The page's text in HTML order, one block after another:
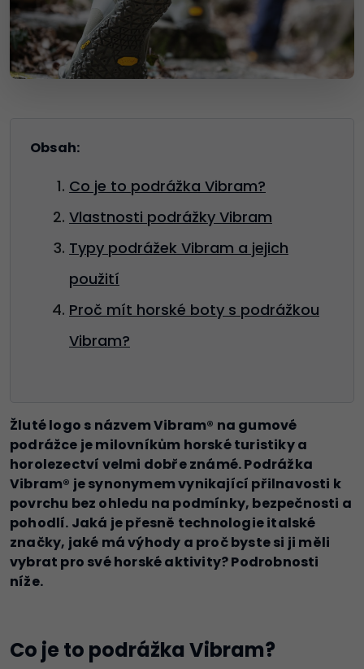
Obsah:
Co je to podrážka Vibram?
Vlastnosti podrážky Vibram
Typy podrážek Vibram a jejich
použití
Proč mít horské boty s podrážkou
Vibram?
Žluté logo s názvem Vibram® na gumové
podrážce je milovníkům horské turistiky a
horolezectví velmi dobře známé. Podrážka
Vibram® je synonymem vynikající přilnavosti k
povrchu bez ohledu na podmínky, bezpečnosti a
pohodlí. Jaká je přesně technologie italské
značky, jaké má výhody a proč byste si ji měli
vybrat pro své horské aktivity? Podrobnosti
níže.
Co je to podrážka Vibram?